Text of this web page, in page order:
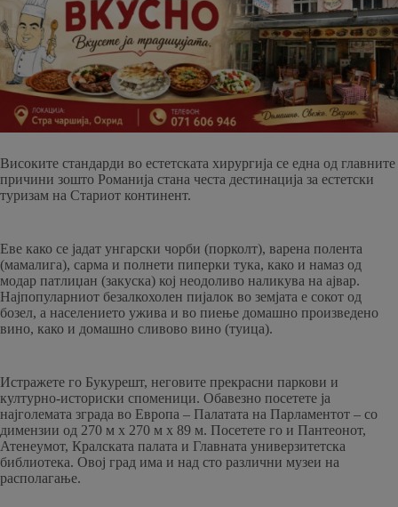
Високите стандарди во естетската хирургија се една од главните
причини зошто Романија стана честа дестинација за естетски
туризам на Стариот континент.
Еве како се јадат унгарски чорби (порколт), варена полента
(мамалига), сарма и полнети пиперки тука, како и намаз од
модар патлиџан (закуска) кој неодоливо наликува на ајвар.
Најпопуларниот безалкохолен пијалок во земјата е сокот од
бозел, а населението ужива и во пиење домашно произведено
вино, како и домашно сливово вино (туица).
Истражете го Букурешт, неговите прекрасни паркови и
културно-историски споменици. Обавезно посетете ја
најголемата зграда во Европа – Палатата на Парламентот – со
димензии од 270 м x 270 м x 89 м. Посетете го и Пантеонот,
Атенеумот, Кралската палата и Главната универзитетска
библиотека. Овој град има и над сто различни музеи на
располагање.